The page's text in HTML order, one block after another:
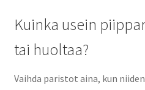
Kuinka usein
tai huoltaa?
Vaihda paristot aina, kun